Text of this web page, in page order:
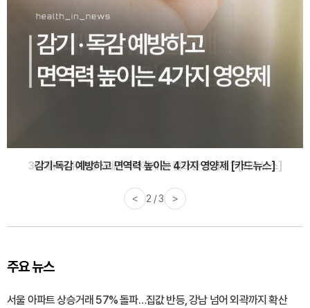
감기·독감 예방하고 면역력 높이는 4가지 영양제 [카드뉴스]
< 3 / 3 >
주요 뉴스
서울 아파트 상승거래 57% 돌파…집값 반등, 강남 넘어 외곽까지 확산